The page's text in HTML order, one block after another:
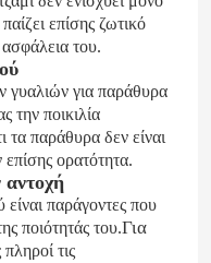
επίσης ζωτικό
ασφάλεια του.
γυαλιών για παράθυρα
την ποικιλία
τα παράθυρα δεν είναι
ορατότητα.
αντοχή
παράγοντες που
ποιότητάς του.Για
τις